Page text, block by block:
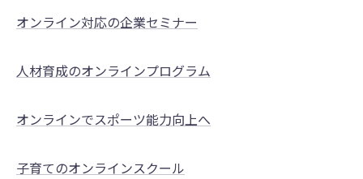
オンライン対応の企業セミナー
人材育成のオンラインプログラム
オンラインでスポーツ能力向上へ
子育てのオンラインスクール